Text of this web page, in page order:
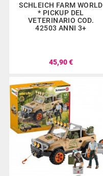
SCHLEICH FARM WORLD
* PICKUP DEL
VETERINARIO COD.
42503 ANNI 3+
45,90 €